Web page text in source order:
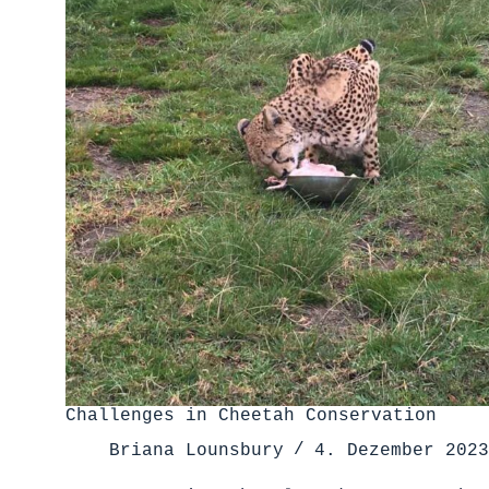
Challenges in Cheetah Conservation
Briana Lounsbury
4. Dezember 2023